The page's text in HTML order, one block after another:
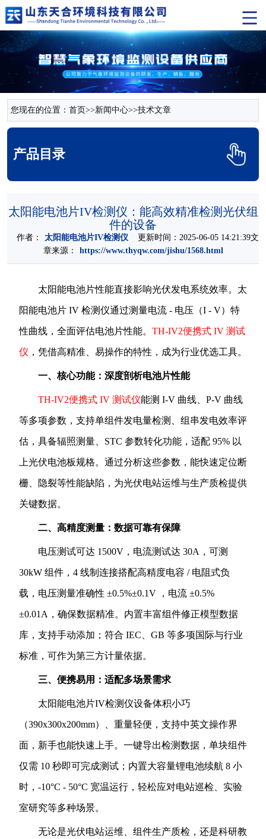
您现在的位置： 首页>>新闻中心>>技术文章
产品目录
太阳能电池片IV检测仪：能高效精准检测光伏组
件的设备
作者： 太阳能电池片IV检测仪 更新时间：2025-06-05 14:21:39文
章来源：
https://www.thyqw.com/jishu/1568.html
太阳能电池片性能直接影响光伏发电系统效率。太
阳能电池片 IV 检测仪通过测量电流 - 电压（I - V）特
性曲线，全面评估电池片性能。 TH-IV2便携式 IV 测试
仪 ，凭借高精准、易操作的特性，成为行业优选工具。
一、核心功能：深度剖析电池片性能
TH-IV2便携式 IV 测试仪能测 I-V 曲线、P-V 曲线
等多项参数，支持单组件发电量检测、组串发电效率评
估，具备辐照测量、STC 参数转化功能，适配 95% 以
上光伏电池板规格。通过分析这些参数，能快速定位断
栅、隐裂等性能缺陷，为光伏电站运维与生产质检提供
关键数据。
二、高精度测量：数据可靠有保障
电压测试可达 1500V，电流测试达 30A，可测
30kW 组件，4 线制连接搭配高精度电容 / 电阻式负
载，电压测量准确性 ±0.5%±0.1V ，电流 ±0.5%
±0.01A，确保数据精准。内置丰富组件修正模型数据
库，支持手动添加；符合 IEC、GB 等多项国际与行业
标准，可作为第三方计量依据。
三、便携易用：适配多场景需求
太阳能电池片IV检测仪设备体积小巧
（390x300x200mm）、重量轻便，支持中英文操作界
面，新手也能快速上手。一键导出检测数据，单块组件
仅需 10 秒即可完成测试；内置大容量锂电池续航 8 小
时，-10°C - 50°C 宽温运行，轻松应对电站巡检、实验
室研究等多种场景。
无论是光伏电站运维、组件生产质检，还是科研教